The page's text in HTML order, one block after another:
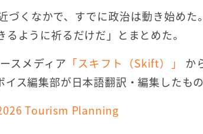
くなかで、すでに政治は動き始めた
ように祈るだけだ」とまとめた。
スメディア 「スキフト（Skift）」
か
ス編集部が日本語翻訳・編集したもの
Tourism Planning